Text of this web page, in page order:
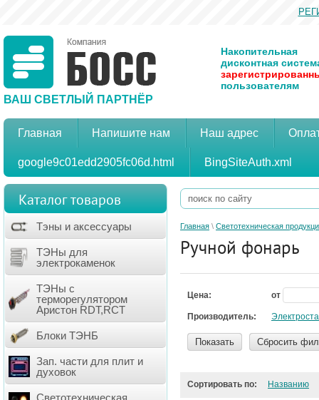
ВАШ СВЕТЛЫЙ ПАРТНЁР
Накопительная
дисконтная
пользователям
Главная Напишите нам Наш адрес
google9c01edd2905fc06d.html BingSiteAuth.xml
Каталог товаров
Тэны и аксессуары
ТЭНы для
электрокаменок
ТЭНы с
терморегулятором
Аристон RDT,RCT
Блоки ТЭНБ
Зап. части для плит и
духовок
Светотехническая
Главная \ Светотехническая
Ручной фонарь
Цена: от
Производитель:
Показать Сбросить
Сортировать по: Названию